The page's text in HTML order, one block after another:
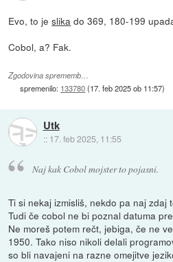
Evo, to jeslika do 369, 180-199
Cobol, a? Fak.
Zgodovina sprememb…
spremenilo: 133780(17. feb 2025 ob 11:57)
Utk
:: 17. feb 2025, 11:55
Naj kak Cobol mojster to pojasni.
Ti si nekaj izmisliš, nekdo pa naj zdaj
Tudi če cobol ne bi poznal datuma
Ne moreš potem rečt, jebiga, če ne
1950. Tako niso nikoli delali
so bli navajeni na razne omejitve